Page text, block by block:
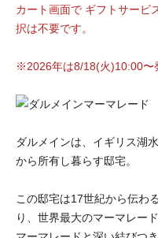
カート画面で ギフトサービ
択は不要です。
※2026年は8/18(火)10:00〜
ダルメインは、イギリス湖
から所有し暮らす邸宅。
この邸宅は17世紀から伝わ
り、世界最大のマーマレー